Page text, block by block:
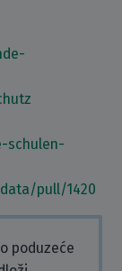
schulen-
pull/1420
poduzeće